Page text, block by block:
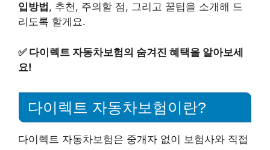
입방법 , 추천, 주의할 점, 그리고 꿀팁을 소개해 드
리도록 할게요.
✅ 다이렉트 자동차보험의 숨겨진 혜택을 알아보세
요!
다이렉트 자동차보험이란?
다이렉트 자동차보험은 중개자 없이 보험사와 직접